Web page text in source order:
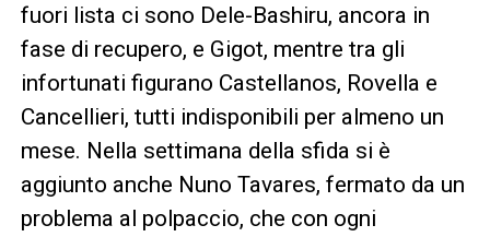
fuori lista ci sono Dele-Bashiru, ancora in
fase di recupero, e Gigot, mentre tra gli
infortunati figurano Castellanos, Rovella e
Cancellieri, tutti indisponibili per almeno un
mese. Nella settimana della sfida si è
aggiunto anche Nuno Tavares, fermato da un
problema al polpaccio, che con ogni